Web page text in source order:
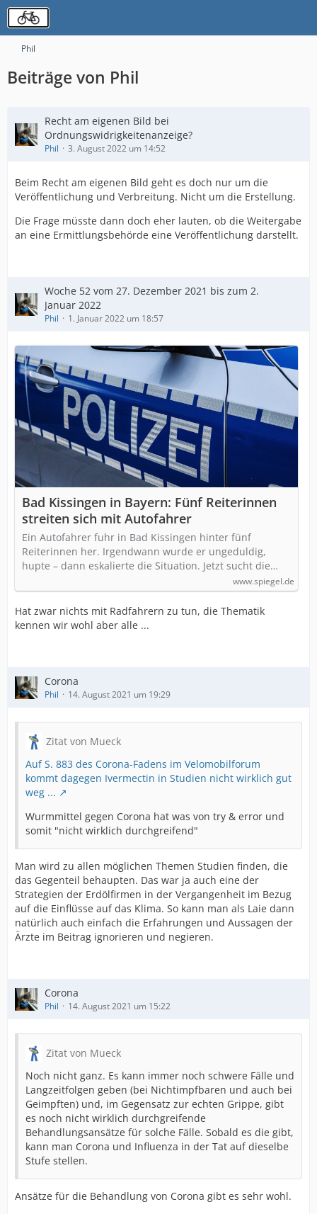
Phil
Beiträge von Phil
Recht am eigenen Bild bei
Ordnungswidrigkeitenanzeige?
Phil 3. August 2022 um 14:52
Beim Recht am eigenen Bild geht es doch nur um die
Veröffentlichung und Verbreitung. Nicht um die Erstellung.
Die Frage müsste dann doch eher lauten, ob die Weitergabe
an eine Ermittlungsbehörde eine Veröffentlichung darstellt.
Woche 52 vom 27. Dezember 2021 bis zum 2.
Januar 2022
Phil 1. Januar 2022 um 18:57
Bad Kissingen in Bayern: Fünf Reiterinnen
streiten sich mit Autofahrer
Ein Autofahrer fuhr in Bad Kissingen hinter fünf
Reiterinnen her. Irgendwann wurde er ungeduldig,
hupte – dann eskalierte die Situation. Jetzt sucht die…
www.spiegel.de
Hat zwar nichts mit Radfahrern zu tun, die Thematik
kennen wir wohl aber alle ...
Corona
Phil 14. August 2021 um 19:29
Zitat von Mueck
Auf S. 883 des Corona-Fadens im Velomobilforum
kommt dagegen Ivermectin in Studien nicht wirklich gut
weg ...
Wurmmittel gegen Corona hat was von try & error und
somit "nicht wirklich durchgreifend"
Man wird zu allen möglichen Themen Studien finden, die
das Gegenteil behaupten. Das war ja auch eine der
Strategien der Erdölfirmen in der Vergangenheit im Bezug
auf die Einflüsse auf das Klima. So kann man als Laie dann
natürlich auch einfach die Erfahrungen und Aussagen der
Ärzte im Beitrag ignorieren und negieren.
Corona
Phil 14. August 2021 um 15:22
Zitat von Mueck
Noch nicht ganz. Es kann immer noch schwere Fälle und
Langzeitfolgen geben (bei Nichtimpfbaren und auch bei
Geimpften) und, im Gegensatz zur echten Grippe, gibt
es noch nicht wirklich durchgreifende
Behandlungsansätze für solche Fälle. Sobald es die gibt,
kann man Corona und Influenza in der Tat auf dieselbe
Stufe stellen.
Ansätze für die Behandlung von Corona gibt es sehr wohl.